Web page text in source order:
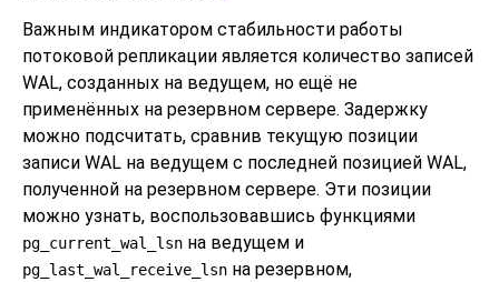
Важным индикатором стабильности работы
потоковой репликации является количество записей
WAL, созданных на ведущем, но ещё не
применённых на резервном сервере. Задержку
можно подсчитать, сравнив текущую позиции
записи WAL на ведущем с последней позицией WAL,
полученной на резервном сервере. Эти позиции
можно узнать, воспользовавшись функциями
pg_current_wal_lsn на ведущем и
pg_last_wal_receive_lsn на резервном,